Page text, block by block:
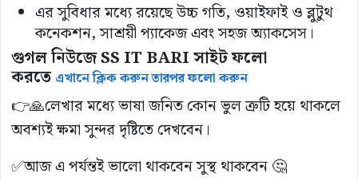
এর সুবিধার মধ্যে রয়েছে উচ্চ গতি, ওয়াইফাই ও ব্লুটুথ
কনেকশন, সাশ্রয়ী প্যাকেজ এবং সহজ অ্যাকসেস।
গুগল নিউজে SS IT BARI সাইট ফলো
করতে এখানে ক্লিক করুন তারপর ফলো করুন
👉🙏লেখার মধ্যে ভাষা জনিত কোন ভুল ত্রুটি হয়ে থাকলে
অবশ্যই ক্ষমা সুন্দর দৃষ্টিতে দেখবেন।
✅আজ এ পর্যন্তই ভালো থাকবেন সুস্থ থাকবেন 🤔